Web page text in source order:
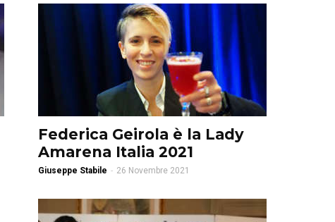
Federica Geirola è la Lady
Amarena Italia 2021
Giuseppe Stabile - 26 Novembre 2021